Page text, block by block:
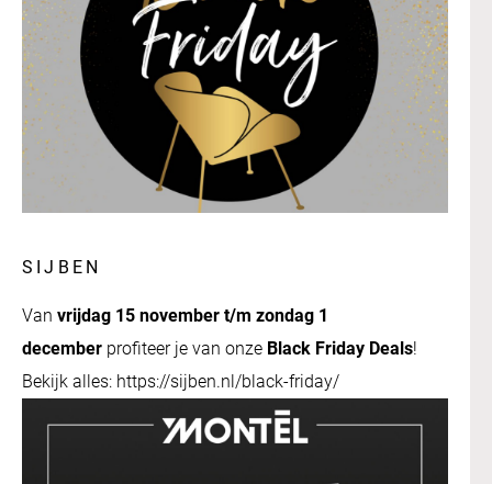
SIJBEN
Van vrijdag 15 november t/m zondag 1
december profiteer je van onze Black Friday Deals!
Bekijk alles: https://sijben.nl/black-friday/